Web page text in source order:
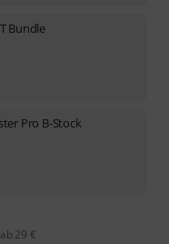
Bundle
Pro B-Stock
29 €